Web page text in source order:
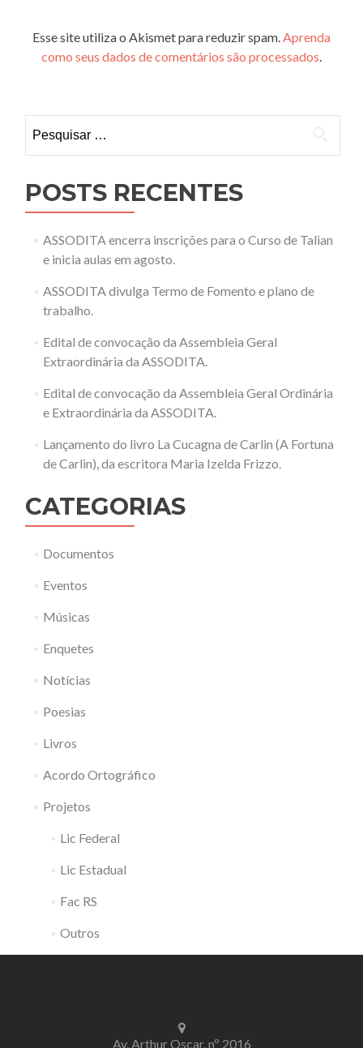
Esse site utiliza o Akismet para reduzir spam.Aprenda
como seus dados de comentários são processados.
por:
POSTS RECENTES
ASSODITA encerra inscrições para o Curso de Talian
e inicia aulas em agosto.
ASSODITA divulga Termo de Fomento e plano de
trabalho.
Edital de convocação da Assembleia Geral
Extraordinária da ASSODITA.
Edital de convocação da Assembleia Geral Ordinária
e Extraordinária da ASSODITA.
Lançamento do livro La Cucagna de Carlin (A Fortuna
de Carlin), da escritora Maria Izelda Frizzo.
CATEGORIAS
Documentos
Eventos
Músicas
Enquetes
Notícias
Poesias
Livros
Acordo Ortográfico
Projetos
Lic Federal
Lic Estadual
Fac RS
Outros
Av. Arthur Oscar, nº 2016